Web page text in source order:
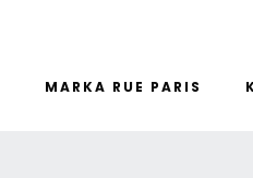
MARKA RUE PARIS